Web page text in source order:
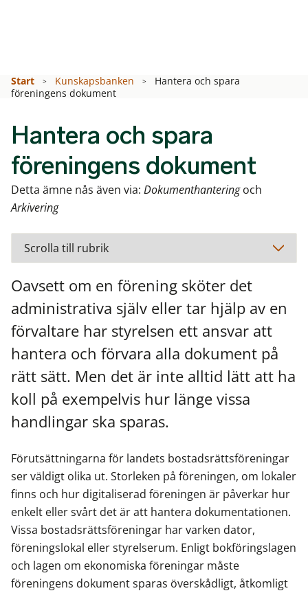
Start Kunskapsbanken
Hantera och spara
föreningens dokument
Hantera och spara
föreningens dokument
Detta ämne nås även via: Dokumenthanteringoch
Arkivering
Oavsett om en förening sköter det
administrativa själv eller tar hjälp av en
förvaltare har styrelsen ett ansvar att
hantera och förvara alla dokument på
rätt sätt. Men det är inte alltid lätt att ha
koll på exempelvis hur länge vissa
handlingar ska sparas.
Förutsättningarna för landets bostadsrättsföreningar
ser väldigt olika ut. Storleken på föreningen, om lokaler
finns och hur digitaliserad föreningen är påverkar hur
enkelt eller svårt det är att hantera dokumentationen.
Vissa bostadsrättsföreningar har varken dator,
föreningslokal eller styrelserum. Enligt bokföringslagen
och lagen om ekonomiska föreningar måste
föreningens dokument sparas överskådligt, åtkomligt